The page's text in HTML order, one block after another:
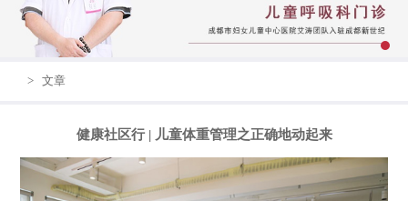
> 文章
健康社区行 | 儿童体重管理之正确地动起来